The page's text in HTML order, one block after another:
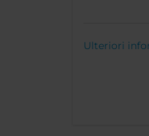
Ulteriori